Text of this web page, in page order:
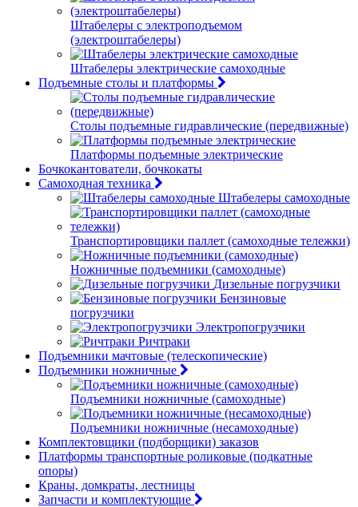
Штабелеры с электроподъемом
(электроштабелеры)
Штабелеры электрические самоходные
Подъемные столы и платформы
Столы подъемные гидравлические (передвижные)
Платформы подъемные электрические
Бочкокантователи, бочкокаты
Самоходная техника
Штабелеры самоходные
Транспортировщики паллет (самоходные тележки)
Ножничные подъемники (самоходные)
Дизельные погрузчики
Бензиновые
погрузчики
Электропогрузчики
Ричтраки
Подъемники мачтовые (телескопические)
Подъемники ножничные
Подъемники ножничные (самоходные)
Подъемники ножничные (несамоходные)
Комплектовщики (подборщики) заказов
Платформы транспортные роликовые (подкатные
опоры)
Краны, домкраты, лестницы
Запчасти и комплектующие